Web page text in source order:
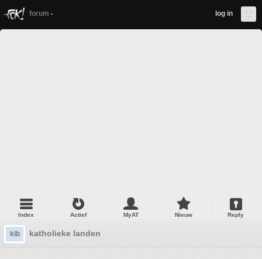
forum log in
Index Actief MyAT Nieuw Reply
klb katholieke landen